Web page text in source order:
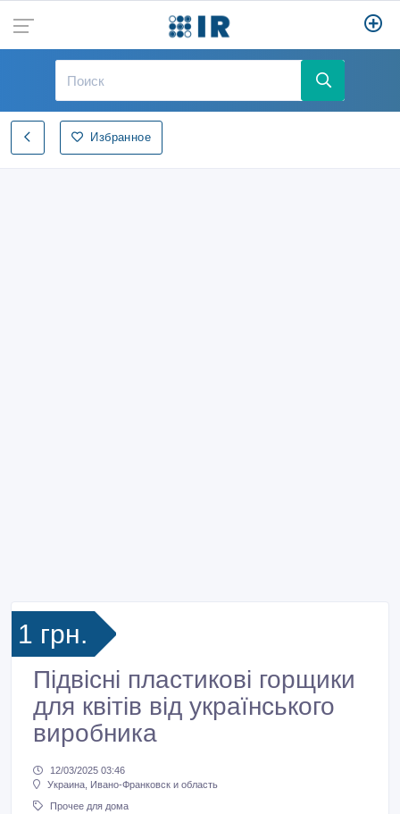
Избранное
1 грн.
Підвісні пластикові горщики
для квітів від українського
виробника
12/03/2025 03:46
Украина, Ивано-Франковск и область
Прочее для дома